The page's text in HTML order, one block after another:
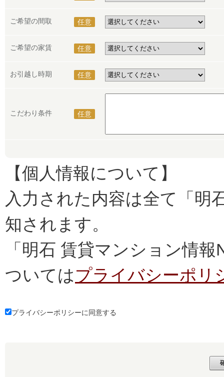
ご希望の間取 任意
ご希望の家賃 任意
お引越し時期 任意
こだわり条件 任意
【個人情報について】
入力された内容は全て「明
知されます。
「明石 賃貸マンション情
ついてはプライバシーポリ
プライバシーポリシーに同意する